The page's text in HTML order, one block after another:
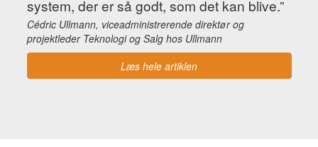
system, der er så godt, som det kan blive.”
Cédric Ullmann, viceadministrerende direktør og
projektleder Teknologi og Salg hos Ullmann
Læs hele artiklen